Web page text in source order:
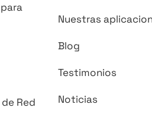
Red
Nuestras
Blog
Testimonios
Noticias